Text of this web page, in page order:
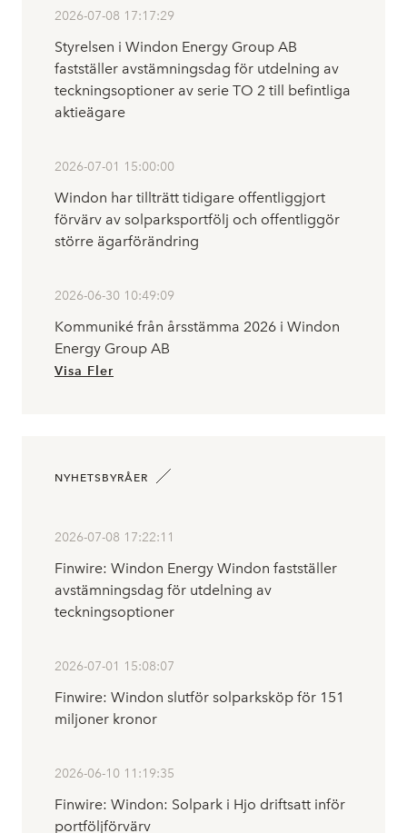
2026-07-08 17:17:29
Styrelsen i Windon Energy Group AB
fastställer avstämningsdag för utdelning av
teckningsoptioner av serie TO 2 till befintliga
aktieägare
2026-07-01 15:00:00
Windon har tillträtt tidigare offentliggjort
förvärv av solparksportfölj och offentliggör
större ägarförändring
2026-06-30 10:49:09
Kommuniké från årsstämma 2026 i Windon
Energy Group AB
Visa Fler
NYHETSBYRÅER
2026-07-08 17:22:11
Finwire: Windon Energy Windon fastställer
avstämningsdag för utdelning av
teckningsoptioner
2026-07-01 15:08:07
Finwire: Windon slutför solparksköp för 151
miljoner kronor
2026-06-10 11:19:35
Finwire: Windon: Solpark i Hjo driftsatt inför
portföljförvärv